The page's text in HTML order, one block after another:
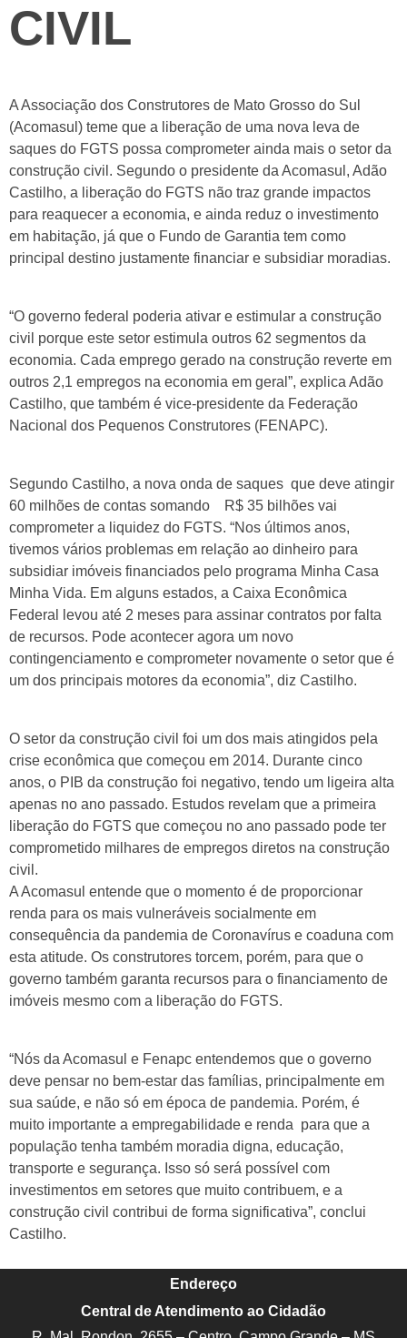
CIVIL
A Associação dos Construtores de Mato Grosso do Sul
(Acomasul) teme que a liberação de uma nova leva de
saques do FGTS possa comprometer ainda mais o setor da
construção civil. Segundo o presidente da Acomasul, Adão
Castilho, a liberação do FGTS não traz grande impactos
para reaquecer a economia, e ainda reduz o investimento
em habitação, já que o Fundo de Garantia tem como
principal destino justamente financiar e subsidiar moradias.
“O governo federal poderia ativar e estimular a construção
civil porque este setor estimula outros 62 segmentos da
economia. Cada emprego gerado na construção reverte em
outros 2,1 empregos na economia em geral”, explica Adão
Castilho, que também é vice-presidente da Federação
Nacional dos Pequenos Construtores (FENAPC).
Segundo Castilho, a nova onda de saques que deve atingir
60 milhões de contas somando R$ 35 bilhões vai
comprometer a liquidez do FGTS. “Nos últimos anos,
tivemos vários problemas em relação ao dinheiro para
subsidiar imóveis financiados pelo programa Minha Casa
Minha Vida. Em alguns estados, a Caixa Econômica
Federal levou até 2 meses para assinar contratos por falta
de recursos. Pode acontecer agora um novo
contingenciamento e comprometer novamente o setor que é
um dos principais motores da economia”, diz Castilho.
O setor da construção civil foi um dos mais atingidos pela
crise econômica que começou em 2014. Durante cinco
anos, o PIB da construção foi negativo, tendo um ligeira alta
apenas no ano passado. Estudos revelam que a primeira
liberação do FGTS que começou no ano passado pode ter
comprometido milhares de empregos diretos na construção
civil.
A Acomasul entende que o momento é de proporcionar
renda para os mais vulneráveis socialmente em
consequência da pandemia de Coronavírus e coaduna com
esta atitude. Os construtores torcem, porém, para que o
governo também garanta recursos para o financiamento de
imóveis mesmo com a liberação do FGTS.
“Nós da Acomasul e Fenapc entendemos que o governo
deve pensar no bem-estar das famílias, principalmente em
sua saúde, e não só em época de pandemia. Porém, é
muito importante a empregabilidade e renda para que a
população tenha também moradia digna, educação,
transporte e segurança. Isso só será possível com
investimentos em setores que muito contribuem, e a
construção civil contribui de forma significativa”, conclui
Castilho.
Endereço
Central de Atendimento ao Cidadão